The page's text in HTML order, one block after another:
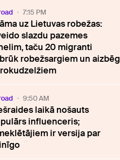
7:15 PM
uz Lietuvas robežas:
slazdu pazemes
taču 20 migranti
robežsargiem un aizbēg
9:50 AM
laikā nošauts
influenceris;
ir versija par